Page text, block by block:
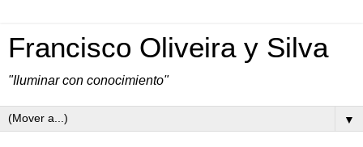
Francisco Oliveira y Silva
"Iluminar con conocimiento"
▼